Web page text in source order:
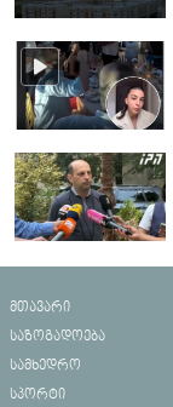
მთავარი
საზოგადოება
სამხედრო
სპორტი